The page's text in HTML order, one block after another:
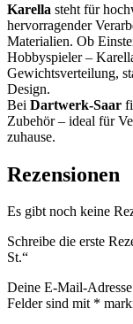
Karella steht für
hervorragender
Materialien. Ob
Hobbyspieler –
Gewichtsverteilung,
Design.
Bei Dartwerk-Saar
Zubehör – ideal für
zuhause.
Rezensionen
Es gibt noch keine
Schreibe die erste
St.“
Deine E-Mail-
Felder sind mit *